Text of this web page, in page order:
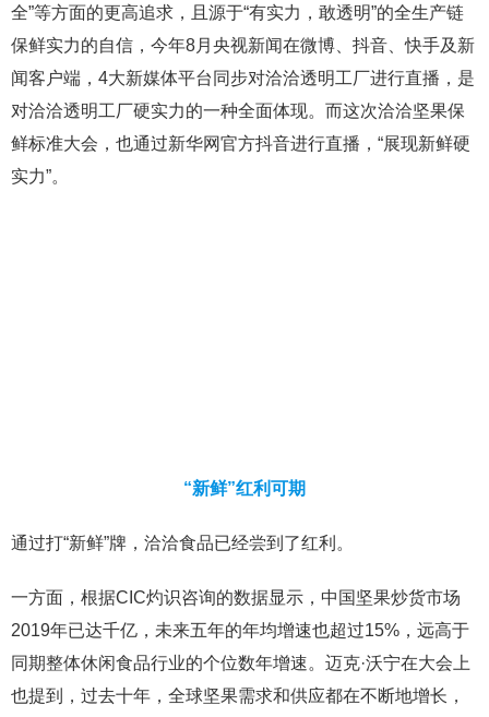
全”等方面的更高追求，且源于“有实力，敢透明”的全生产链
保鲜实力的自信，今年8月央视新闻在微博、抖音、快手及新
闻客户端，4大新媒体平台同步对洽洽透明工厂进行直播，是
对洽洽透明工厂硬实力的一种全面体现。而这次洽洽坚果保
鲜标准大会，也通过新华网官方抖音进行直播，“展现新鲜硬
实力”。
“新鲜”红利可期
通过打“新鲜”牌，洽洽食品已经尝到了红利。
一方面，根据CIC灼识咨询的数据显示，中国坚果炒货市场
2019年已达千亿，未来五年的年均增速也超过15%，远高于
同期整体休闲食品行业的个位数年增速。迈克·沃宁在大会上
也提到，过去十年，全球坚果需求和供应都在不断地增长，